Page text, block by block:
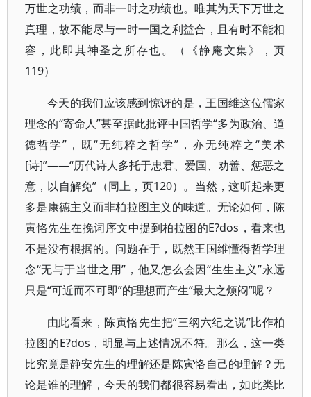
万世之功绩，而非一时之功绩也。唯其为天下万世之
真理，故不能尽与一时一国之利益合，且有时不能相
容，此即其神圣之所存也。（《静庵文集》，页
119）
今天的我们应该感到惊讶的是，王国维这位儒家
理念的“寄命人”甚至据此批评中国哲学“多为政治、道
德哲学”，既“无纯粹之哲学”，亦无纯粹之“美术
[诗]”——“历代诗人多托于忠君、爱国、劝善、惩恶之
意，以自解免”（同上，页120）。当然，这听起来更
多是康德主义而非柏拉图主义的味道。无论如何，陈
寅恪先生在挽词序文中提到柏拉图的E?dos，看来也
不是没有根据的。问题在于，既然王国维懂得哲学理
念“无与于当世之用”，他又怎么会因“生生主义”永远
只是“可近而不可即”的理想而产生“最大之烦闷”呢？
由此看来，陈寅恪先生把“三纲六纪之说”比作柏
拉图的E?dos，明显与上述情况不符。那么，这一类
比究竟是静安先生的理解还是陈寅恪自己的理解？无
论是谁的理解，今天的我们都很容易看出，如此类比